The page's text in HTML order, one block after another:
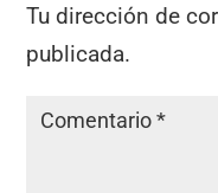
Tu dirección de
publicada.